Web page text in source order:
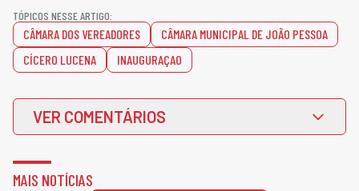
TÓPICOS NESSE ARTIGO:
CÂMARA DOS VEREADORES
CÂMARA MUNICIPAL DE JOÃO PESSOA
CÍCERO LUCENA
INAUGURAÇAO
VER COMENTÁRIOS
MAIS NOTÍCIAS